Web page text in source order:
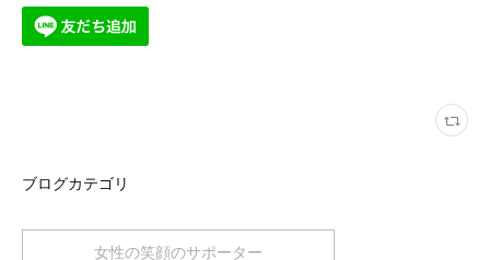
ブログカテゴリ
女性の笑顔のサポーター